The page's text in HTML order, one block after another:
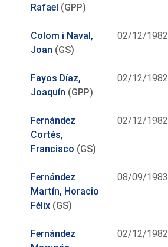
Rafael (GPP)
Colom i Naval,
Joan (GS)
02/12/1982
Fayos Díaz,
Joaquín (GPP)
02/12/1982
Fernández
Cortés,
Francisco (GS)
02/12/1982
Fernández
Martín, Horacio
Félix (GS)
08/09/1983
Fernández
02/12/1982